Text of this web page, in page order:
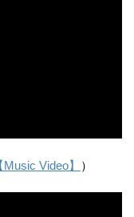
Video】 ）